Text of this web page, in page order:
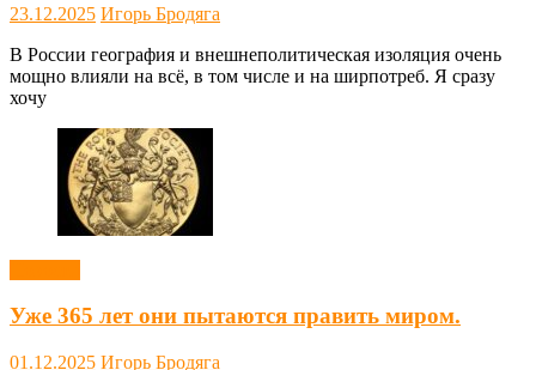
23.12.2025 Игорь Бродяга
В России география и внешнеполитическая изоляция очень
мощно влияли на всё, в том числе и на ширпотреб. Я сразу
хочу
Уже 365 лет они пытаются править миром.
01.12.2025 Игорь Бродяга